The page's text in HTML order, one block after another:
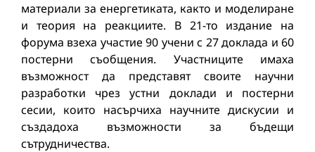
материали за енергетиката, както и моделиране
и теория на реакциите. В 21-то издание на
форума взеха участие 90 учени с 27 доклада и 60
постерни съобщения. Участниците имаха
възможност да представят своите научни
разработки чрез устни доклади и постерни
сесии, които насърчиха научните дискусии и
създадоха възможности за бъдещи
сътрудничества.